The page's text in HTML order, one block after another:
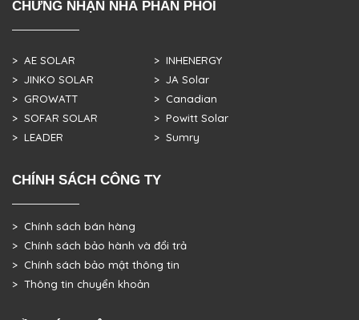
CHỨNG NHẬN NHÀ PHÂN PHỐI
> AE SOLAR
> JINKO SOLAR
> GROWATT
> SOFAR SOLAR
> LEADER
> INHENERGY
> JA Solar
> Canadian
> Powitt Solar
> Sumry
CHÍNH SÁCH CÔNG TY
> Chính sách bán hàng
> Chính sách bảo hành và đổi trả
> Chính sách bảo mật thông tin
> Thông tin chuyển khoản